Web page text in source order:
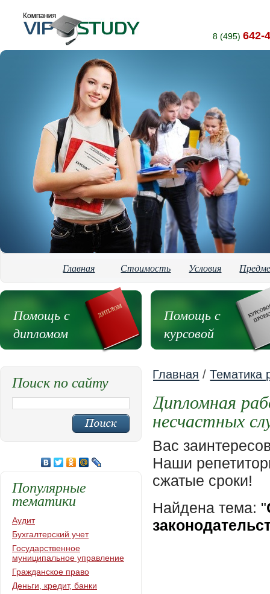
8 (495) 642-
Главная Стоимость Условия
Помощь с
дипломом
Помощь с
курсовой
Главная /Тематика
Дипломная
несчастных
Вас
Наши
сжатые сроки!
Найдена тема: "
Поиск по сайту
Популярные
тематики
Аудит
Бухгалтерский учет
Государственное
муниципальное управление
Гражданское право
Деньги, кредит, банки